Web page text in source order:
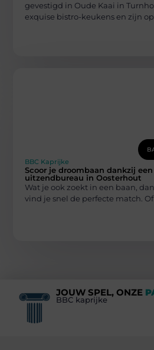
gevestigd in Oude Kaai in
exquise bistro-keukens en zijn op
BBC Kaprijke
Scoor je droombaan dankzij een
uitzendbureau in Oosterhout
Wat je ook zoekt in een baan,
vind je snel de perfecte match.
JOUW SPEL, ONZE
BBC kaprijke